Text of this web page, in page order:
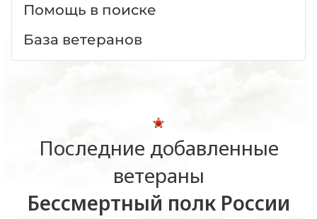
Помощь в поиске
База ветеранов
Последние добавленные
ветераны
Бессмертный полк России